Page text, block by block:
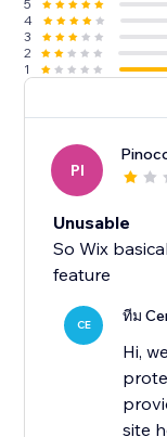
5
4
3
2
1
PI
Unusable
So Wix
feature
CE ทีม
Hi,
site